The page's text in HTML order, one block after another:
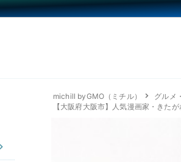
michill byGMO（ミチル）
グルメ
【大阪府大阪市】人気漫画家・きた